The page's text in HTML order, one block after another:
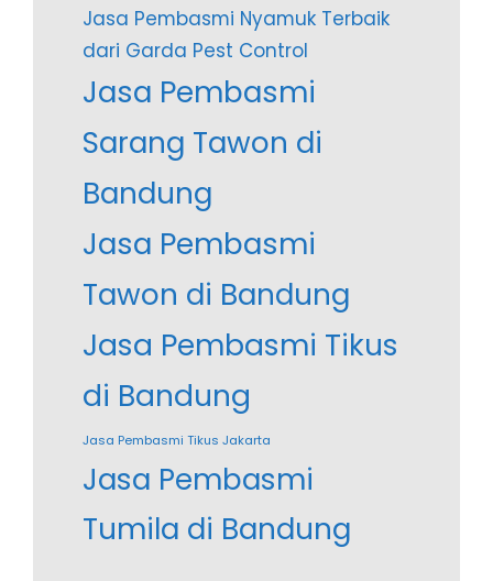
Jasa Pembasmi Nyamuk Terbaik
dari Garda Pest Control
Jasa Pembasmi
Sarang Tawon di
Bandung
Jasa Pembasmi
Tawon di Bandung
Jasa Pembasmi Tikus
di Bandung
Jasa Pembasmi Tikus Jakarta
Jasa Pembasmi
Tumila di Bandung